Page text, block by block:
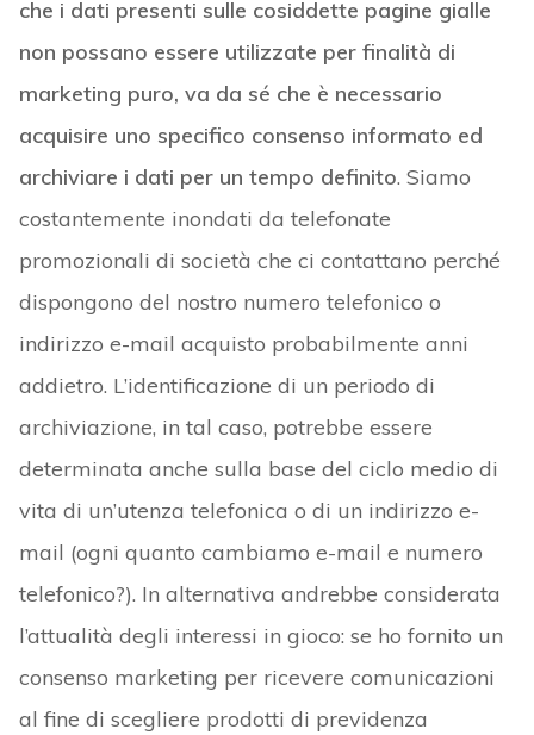
che i dati presenti sulle cosiddette pagine gialle
non possano essere utilizzate per finalità di
marketing puro, va da sé che è necessario
acquisire uno specifico consenso informato ed
archiviare i dati per un tempo definito. Siamo
costantemente inondati da telefonate
promozionali di società che ci contattano perché
dispongono del nostro numero telefonico o
indirizzo e-mail acquisto probabilmente anni
addietro. L’identificazione di un periodo di
archiviazione, in tal caso, potrebbe essere
determinata anche sulla base del ciclo medio di
vita di un’utenza telefonica o di un indirizzo e-
mail (ogni quanto cambiamo e-mail e numero
telefonico?). In alternativa andrebbe considerata
l’attualità degli interessi in gioco: se ho fornito un
consenso marketing per ricevere comunicazioni
al fine di scegliere prodotti di previdenza